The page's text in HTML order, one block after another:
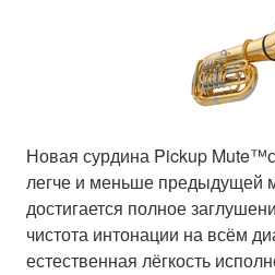
Новая сурдина Pickup
легче и меньше предыдущей
достигается полное
чистота интонации на всём
естественная лёгкость